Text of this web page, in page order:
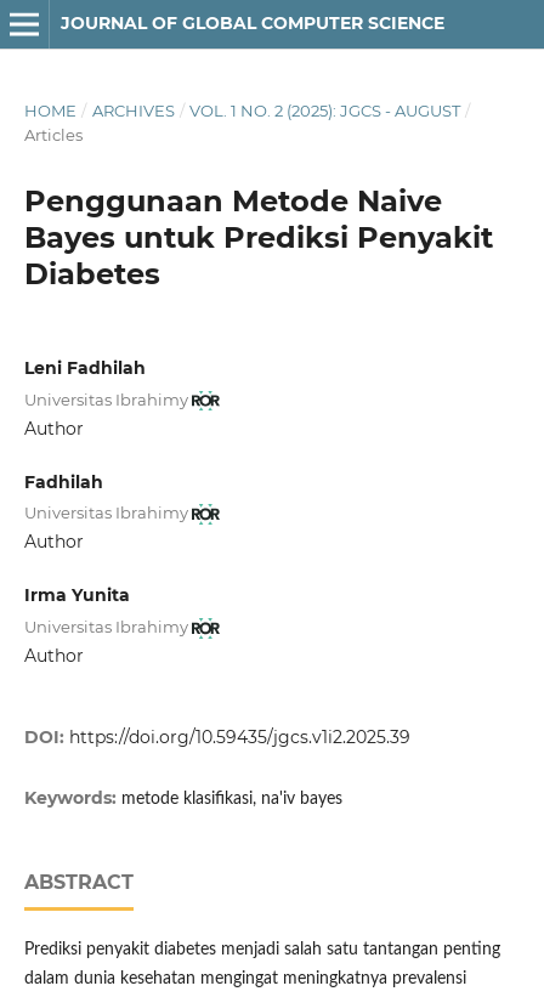
JOURNAL OF GLOBAL COMPUTER SCIENCE
HOME / ARCHIVES / VOL. 1 NO. 2 (2025): JGCS - AUGUST /
Articles
Penggunaan Metode Naive
Bayes untuk Prediksi Penyakit
Diabetes
Leni Fadhilah
Universitas Ibrahimy
Author
Fadhilah
Universitas Ibrahimy
Author
Irma Yunita
Universitas Ibrahimy
Author
DOI: https://doi.org/10.59435/jgcs.v1i2.2025.39
Keywords: metode klasifikasi, na'iv bayes
ABSTRACT
Prediksi penyakit diabetes menjadi salah satu tantangan penting
dalam dunia kesehatan mengingat meningkatnya prevalensi